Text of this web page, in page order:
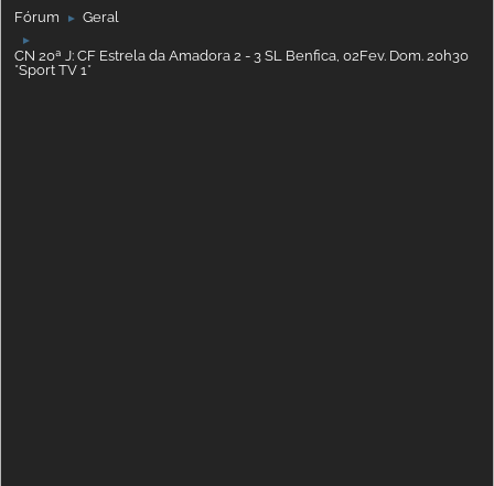
Fórum ► Geral
►
CN 20ª J: CF Estrela da Amadora 2 - 3 SL Benfica, 02Fev. Dom. 20h30
*Sport TV 1*